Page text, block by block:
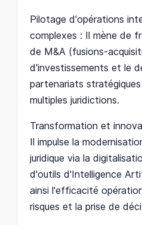
Pilotage d'opérations
complexes : Il mène de
de M&A (fusions-
d'investissements et le
partenariats
multiples juridictions.
Transformation et
Il impulse la
juridique via la
d'outils d'Intelligence
ainsi l'efficacité
risques et la prise de